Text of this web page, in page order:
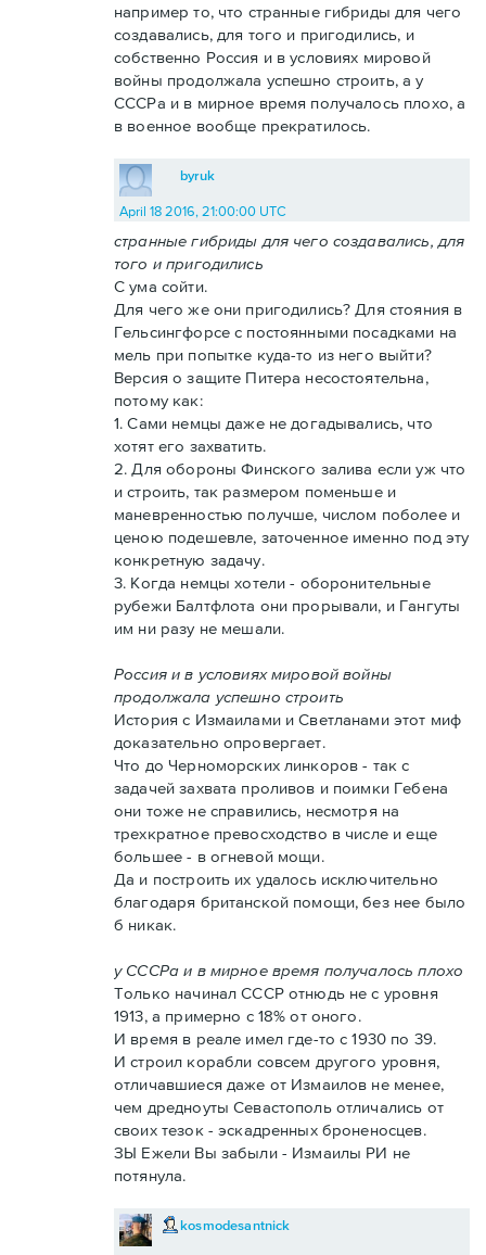
например то, что странные гибриды для чего
создавались, для того и пригодились, и
собственно Россия и в условиях мировой
войны продолжала успешно строить, а у
СССРа и в мирное время получалось плохо, а
в военное вообще прекратилось.
byruk
April 18 2016, 21:00:00 UTC
странные гибриды для чего создавались, для
того и пригодились
С ума сойти.
Для чего же они пригодились? Для стояния в
Гельсингфорсе с постоянными посадками на
мель при попытке куда-то из него выйти?
Версия о защите Питера несостоятельна,
потому как:
1. Сами немцы даже не догадывались, что
хотят его захватить.
2. Для обороны Финского залива если уж что
и строить, так размером поменьше и
маневренностью получше, числом поболее и
ценою подешевле, заточенное именно под эту
конкретную задачу.
3. Когда немцы хотели - оборонительные
рубежи Балтфлота они прорывали, и Гангуты
им ни разу не мешали.
Россия и в условиях мировой войны
продолжала успешно строить
История с Измаилами и Светланами этот миф
доказательно опровергает.
Что до Черноморских линкоров - так с
задачей захвата проливов и поимки Гебена
они тоже не справились, несмотря на
трехкратное превосходство в числе и еще
большее - в огневой мощи.
Да и построить их удалось исключительно
благодаря британской помощи, без нее было
б никак.
у СССРа и в мирное время получалось плохо
Только начинал СССР отнюдь не с уровня
1913, а примерно с 18% от оного.
И время в реале имел где-то с 1930 по 39.
И строил корабли совсем другого уровня,
отличавшиеся даже от Измаилов не менее,
чем дредноуты Севастополь отличались от
своих тезок - эскадренных броненосцев.
ЗЫ Ежели Вы забыли - Измаилы РИ не
потянула.
kosmodesantnick